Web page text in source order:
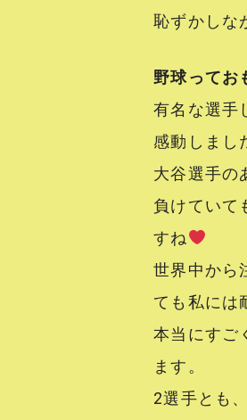
恥ずかしな
野球ってお
有名な選手
感動しまし
大谷選手の
負けていて
すね
世界中から
ても私には
本当にすご
ます。
2選手とも